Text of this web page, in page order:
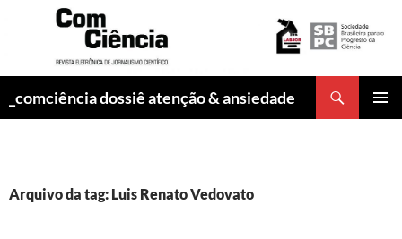
_comciência dossiê atenção & ansiedade
Arquivo da tag: Luis Renato Vedovato